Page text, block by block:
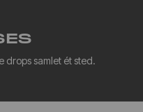
drops samlet ét sted.